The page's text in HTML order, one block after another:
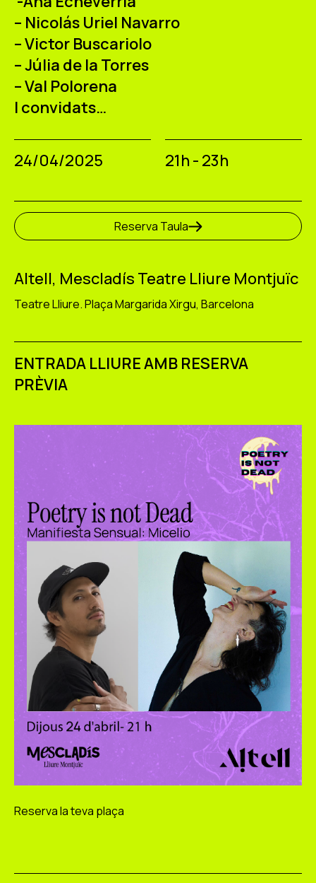
– Nicolás Uriel Navarro
– Victor Buscariolo
– Júlia de la Torres
– Val Polorena
I convidats…
24/04/2025 21h - 23h
Reserva Taula
Altell, Mescladís Teatre Lliure Montjuïc
Teatre Lliure. Plaça Margarida Xirgu, Barcelona
ENTRADA LLIURE AMB RESERVA
PRÈVIA
Reserva la teva plaça